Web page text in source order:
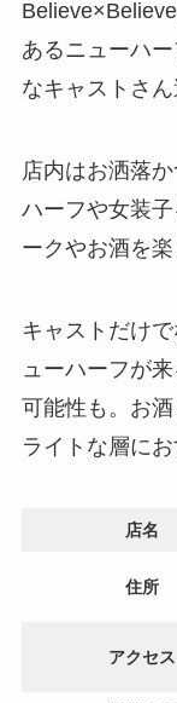
あるニューハ
なキャストさ
店内はお洒落
ハーフや女装
ークやお酒を楽
キャストだけ
ューハーフが
可能性も。お
ライトな層にお
店名
住所
アクセス